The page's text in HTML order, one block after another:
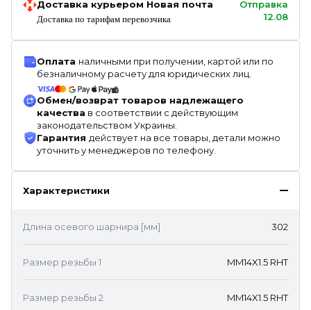
Доставка курьером Новая почта
Доставка по тарифам перевозчика
Отправка
12.08
Оплата наличными при получении, картой или по
безналичному расчету для юридических лиц.
Обмен/возврат товаров надлежащего
качества в соответствии с действующим
законодательством Украины.
Гарантия действует на все товары, детали можно
уточнить у менеджеров по телефону.
Характеристики
Длина осевого шарнира [мм] 302
Размер резьбы 1 MM14X1.5 RHT
Размер резьбы 2 MM14X1.5 RHT